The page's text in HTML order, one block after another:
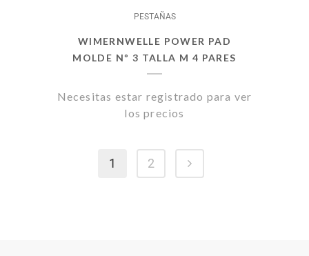
PESTAÑAS
WIMERNWELLE POWER PAD
MOLDE Nº 3 TALLA M 4 PARES
Necesitas estar registrado para ver
los precios
1 2